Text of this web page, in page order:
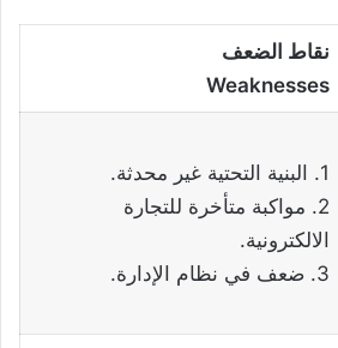
نقاط الضعف
Weaknesses
1. البنية التحتية غير محدثة.
2. مواكبة متأخرة للتجارة
الالكترونية.
3. ضعف في نظام الإدارة.